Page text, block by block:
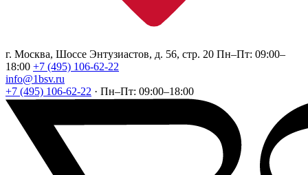
г. Москва, Шоссе Энтузиастов, д. 56, стр. 20 Пн–Пт: 09:00–
18:00 +7 (495) 106-62-22
info@1bsv.ru
+7 (495) 106-62-22 · Пн–Пт: 09:00–18:00